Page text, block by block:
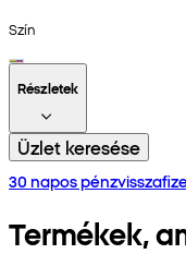
Szín
Részletek
Üzlet keresése
30 napos
Termékek,